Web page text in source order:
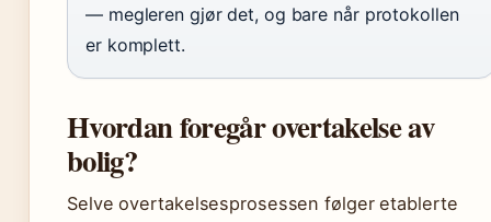
— megleren gjør det, og bare når protokollen
er komplett.
Hvordan foregår overtakelse av
bolig?
Selve overtakelsesprosessen følger etablerte